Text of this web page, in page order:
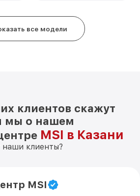
все модели
клиентов скажут
мы о нашем
MSI в Казани
клиенты?
MSI